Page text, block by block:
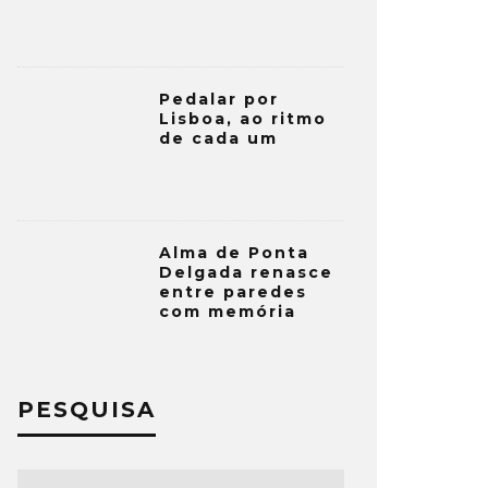
Pedalar por
Lisboa, ao ritmo
de cada um
Alma de Ponta
Delgada renasce
entre paredes
com memória
PESQUISA